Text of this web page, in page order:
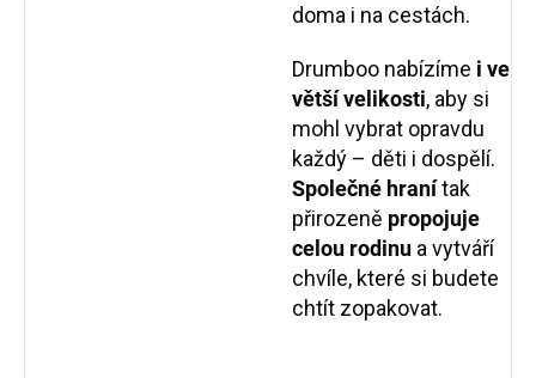
doma i na cestách.
Drumboo nabízíme i ve
větší velikosti, aby si
mohl vybrat opravdu
každý – děti i dospělí.
Společné hranítak
přirozeně propojuje
celou rodinu a vytváří
chvíle, které si budete
chtít zopakovat.